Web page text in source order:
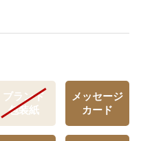
ブランド
包装紙
メッセージ
カード